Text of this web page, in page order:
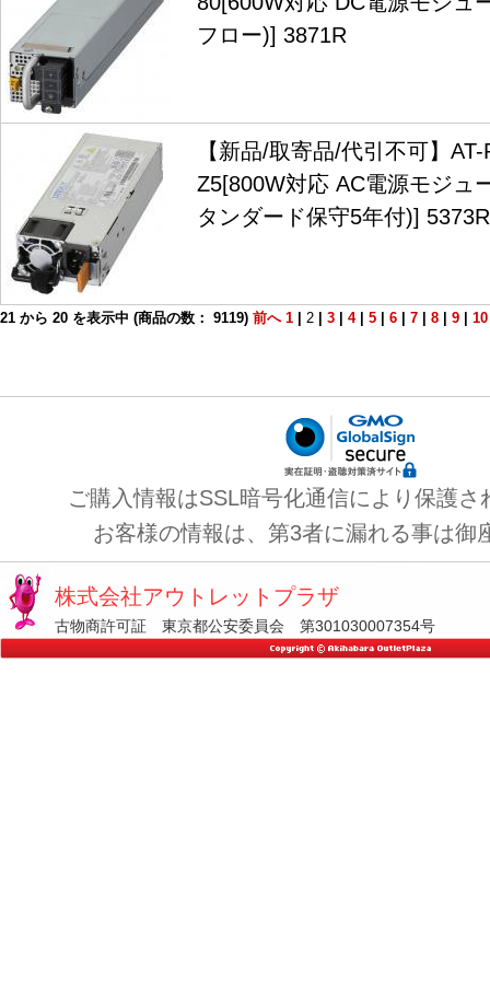
フロー)] 3871R
【新品/取寄品/代引不可】
Z5[800W対応 AC電源モジュ
タンダード保守5年付)]
21 から 20 を表示中 (商品の数： 9119) 前へ 1 2 3 4| 5 6 7 8 9 10
ご購入情報はSSL暗号化通信により保護さ
お客様の情報は、第3者に漏れる事は御
株式会社アウトレットプラザ
古物商許可証 東京都公安委員会 第301030007354号